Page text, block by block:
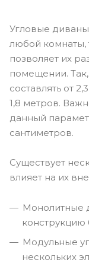
Угловые
любой комнаты,
позволяет их
помещении.
составлять от
1,8 метров.
данный
сантиметров.
Существует
влияет на их
Монолитные
конструкцию
Модульные
нескольких